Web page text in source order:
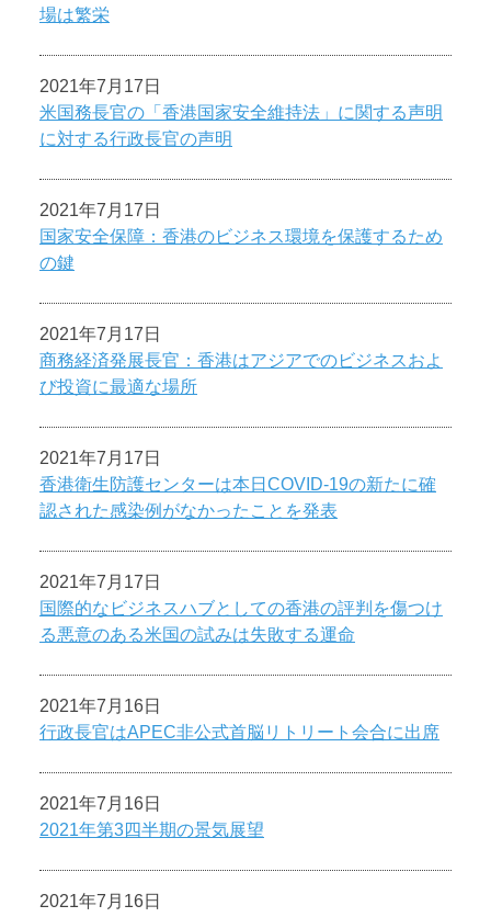
場は繁栄
2021年7月17日
米国務長官の「香港国家安全維持法」に関する声明
に対する行政長官の声明
2021年7月17日
国家安全保障：香港のビジネス環境を保護するため
の鍵
2021年7月17日
商務経済発展長官：香港はアジアでのビジネスおよ
び投資に最適な場所
2021年7月17日
香港衛生防護センターは本日COVID-19の新たに確
認された感染例がなかったことを発表
2021年7月17日
国際的なビジネスハブとしての香港の評判を傷つけ
る悪意のある米国の試みは失敗する運命
2021年7月16日
行政長官はAPEC非公式首脳リトリート会合に出席
2021年7月16日
2021年第3四半期の景気展望
2021年7月16日